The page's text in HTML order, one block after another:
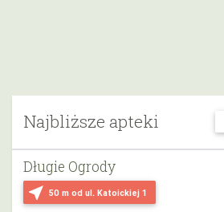
Najbliższe apteki
near_me 50 m od ul. Katoickiej 1
Długie Ogrody